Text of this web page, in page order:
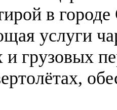
в
услуги
и грузовых